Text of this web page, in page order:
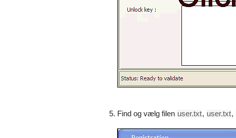
Find og vælg filen user.txt, user.txt,